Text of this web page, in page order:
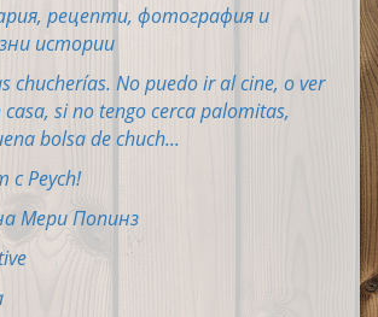
рецепти, фотография и
истории
chucherías. No puedo ir al cine, o ver
si no tengo cerca palomitas,
bolsa de chuch...
Peych!
Мери Попинз